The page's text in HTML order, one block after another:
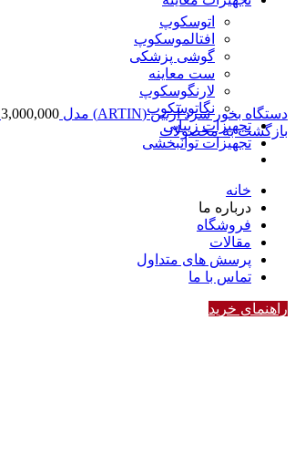
اتوسکوپ
افتالموسکوپ
گوشی پزشکی
ست معاینه
لارنگوسکوپ
نگاتوسکوپ
تجهیزات زیبایی
تجهیزات توانبخشی
خانه
درباره ما
فروشگاه
مقالات
پرسش های متداول
تماس با ما
راهنمای خرید
دستگاه بخور سرد آرتین (ARTIN) مدل HD 1904 3,000,000
بازگشت به محصولات